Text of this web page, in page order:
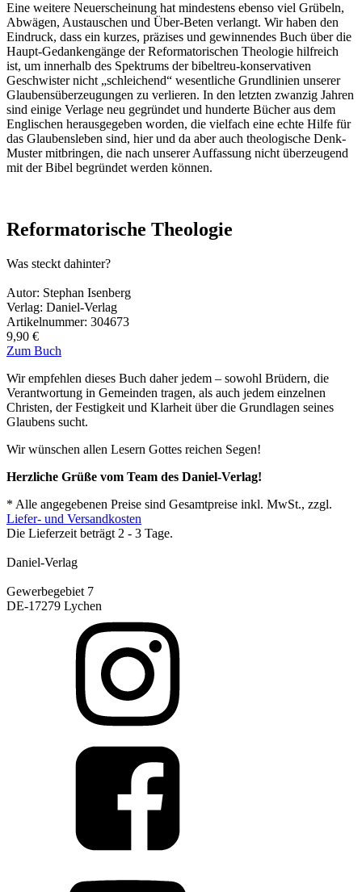
Eine weitere Neuerscheinung hat mindestens ebenso viel Grübeln,
Abwägen, Austauschen und Über-Beten verlangt. Wir haben den
Eindruck, dass ein kurzes, präzises und gewinnendes Buch über die
Haupt-Gedankengänge der Reformatorischen Theologie hilfreich
ist, um innerhalb des Spektrums der bibeltreu-konservativen
Geschwister nicht „schleichend“ wesentliche Grundlinien unserer
Glaubensüberzeugungen zu verlieren. In den letzten zwanzig Jahren
sind einige Verlage neu gegründet und hunderte Bücher aus dem
Englischen herausgegeben worden, die vielfach eine echte Hilfe für
das Glaubensleben sind, hier und da aber auch theologische Denk-
Muster mitbringen, die nach unserer Auffassung nicht überzeugend
mit der Bibel begründet werden können.
Reformatorische Theologie
Was steckt dahinter?
Autor: Stephan Isenberg
Verlag: Daniel-Verlag
Artikelnummer: 304673
9,90 €
Zum Buch
Wir empfehlen dieses Buch daher jedem – sowohl Brüdern, die
Verantwortung in Gemeinden tragen, als auch jedem einzelnen
Christen, der Festigkeit und Klarheit über die Grundlagen seines
Glaubens sucht.
Wir wünschen allen Lesern Gottes reichen Segen!
Herzliche Grüße vom Team des Daniel-Verlag!
* Alle angegebenen Preise sind Gesamtpreise inkl. MwSt., zzgl.
Liefer- und Versandkosten
Die Lieferzeit beträgt 2 - 3 Tage.
Daniel-Verlag
Gewerbegebiet 7
DE-17279 Lychen